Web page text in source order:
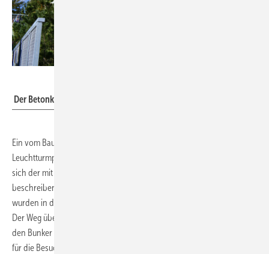
Der Betonkoloss wurde mit rund 23.000 Pflanzen begrünt
Ein vom Bauherrn Matzen Immobilien privat finanziertes
Leuchtturmprojekt für Stadtnatur im Zentrum einer Metropole. So lässt
sich der mit rund 23.000 Pflanzen begrünte Bunker St. Pauli
beschreiben. Die öffentlichen Grün- und Gemeinschaftsflächen
wurden in diesem Jahr fertiggestellt und umfassen rund 10.000 m
Der Weg über einen grünbewachsenen „Bergpfad“, der sich außen um
den Bunker entlang nach oben schlängelt, ist ein besonderes Erlebnis
für die Besucher des Bunkers, in dem zusätzlich eine neue